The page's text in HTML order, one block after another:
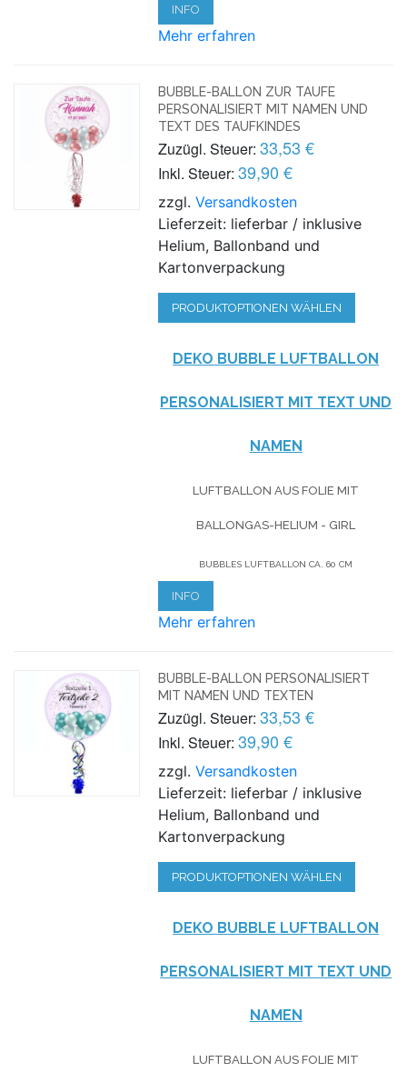
INFO
Mehr erfahren
BUBBLE-BALLON ZUR TAUFE
PERSONALISIERT MIT NAMEN UND
TEXT DES TAUFKINDES
Zuzügl. Steuer: 33,53 €
Inkl. Steuer: 39,90 €
zzgl.Versandkosten
Lieferzeit: lieferbar / inklusive
Helium, Ballonband und
Kartonverpackung
PRODUKTOPTIONEN WÄHLEN
DEKO BUBBLE LUFTBALLON
PERSONALISIERT MIT TEXT UND
NAMEN
LUFTBALLON AUS FOLIE MIT
BALLONGAS-HELIUM - GIRL
BUBBLES LUFTBALLON CA. 60 CM
INFO
Mehr erfahren
BUBBLE-BALLON PERSONALISIERT
MIT NAMEN UND TEXTEN
Zuzügl. Steuer: 33,53 €
Inkl. Steuer: 39,90 €
zzgl.Versandkosten
Lieferzeit: lieferbar / inklusive
Helium, Ballonband und
Kartonverpackung
PRODUKTOPTIONEN WÄHLEN
DEKO BUBBLE LUFTBALLON
PERSONALISIERT MIT TEXT UND
NAMEN
LUFTBALLON AUS FOLIE MIT